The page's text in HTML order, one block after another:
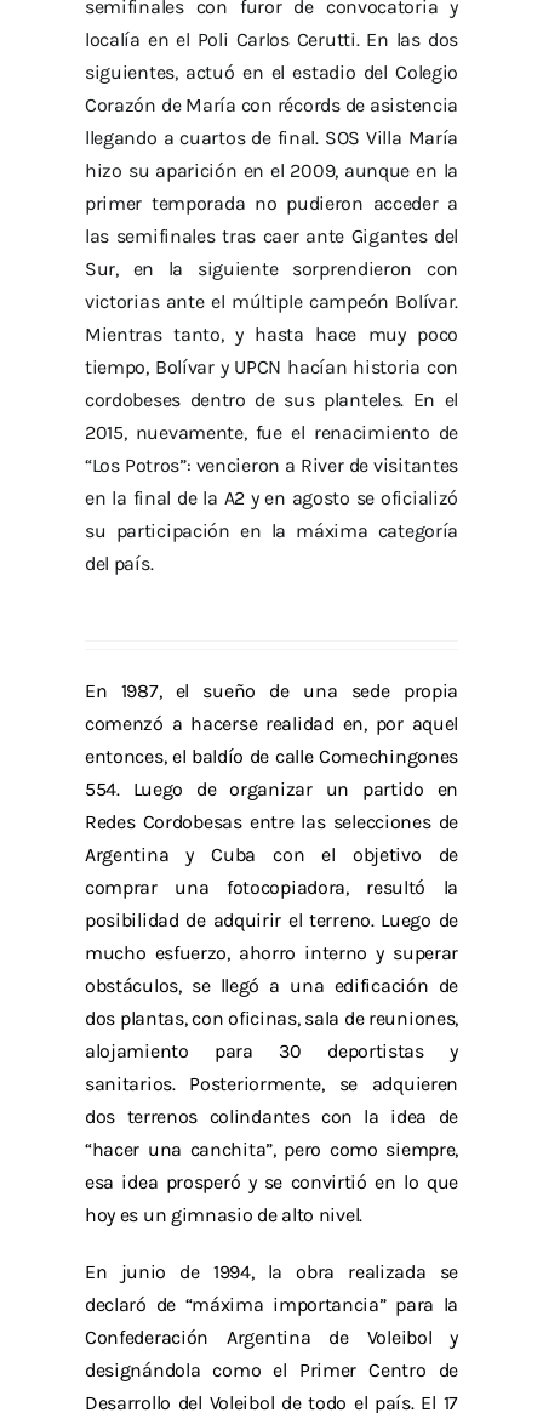
semifinales con furor de convocatoria y
localía en el Poli Carlos Cerutti. En las dos
siguientes, actuó en el estadio del Colegio
Corazón de María con récords de asistencia
llegando a cuartos de final. SOS Villa María
hizo su aparición en el 2009, aunque en la
primer temporada no pudieron acceder a
las semifinales tras caer ante Gigantes del
Sur, en la siguiente sorprendieron con
victorias ante el múltiple campeón Bolívar.
Mientras tanto, y hasta hace muy poco
tiempo, Bolívar y UPCN hacían historia con
cordobeses dentro de sus planteles. En el
2015, nuevamente, fue el renacimiento de
“Los Potros”: vencieron a River de visitantes
en la final de la A2 y en agosto se oficializó
su participación en la máxima categoría
del país.
En 1987, el sueño de una sede propia
comenzó a hacerse realidad en, por aquel
entonces, el baldío de calle Comechingones
554. Luego de organizar un partido en
Redes Cordobesas entre las selecciones de
Argentina y Cuba con el objetivo de
comprar una fotocopiadora, resultó la
posibilidad de adquirir el terreno. Luego de
mucho esfuerzo, ahorro interno y superar
obstáculos, se llegó a una edificación de
dos plantas, con oficinas, sala de reuniones,
alojamiento para 30 deportistas y
sanitarios. Posteriormente, se adquieren
dos terrenos colindantes con la idea de
“hacer una canchita”, pero como siempre,
esa idea prosperó y se convirtió en lo que
hoy es un gimnasio de alto nivel.
En junio de 1994, la obra realizada se
declaró de “máxima importancia” para la
Confederación Argentina de Voleibol y
designándola como el Primer Centro de
Desarrollo del Voleibol de todo el país. El 17